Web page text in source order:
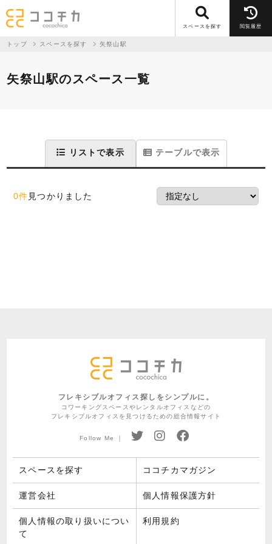
スペースを探す 閲覧履歴
トップ スペースを探す 矢祭山駅
矢祭山駅のスペース一覧
リストで表示 テーブルで表示
0件 見つかりました
フレキシブルオフィス探しをシンプルに。
コワーキングスペースやレンタルオフィスなどの
フレキシブルオフィスを見つけるための総合情報サイト
Follow Me ｜
スペースを探す ココチカマガジン
運営会社 個人情報保護方針
個人情報の取り扱いについ
て
利用規約